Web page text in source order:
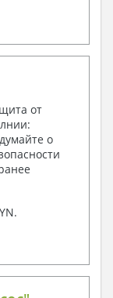
от
о